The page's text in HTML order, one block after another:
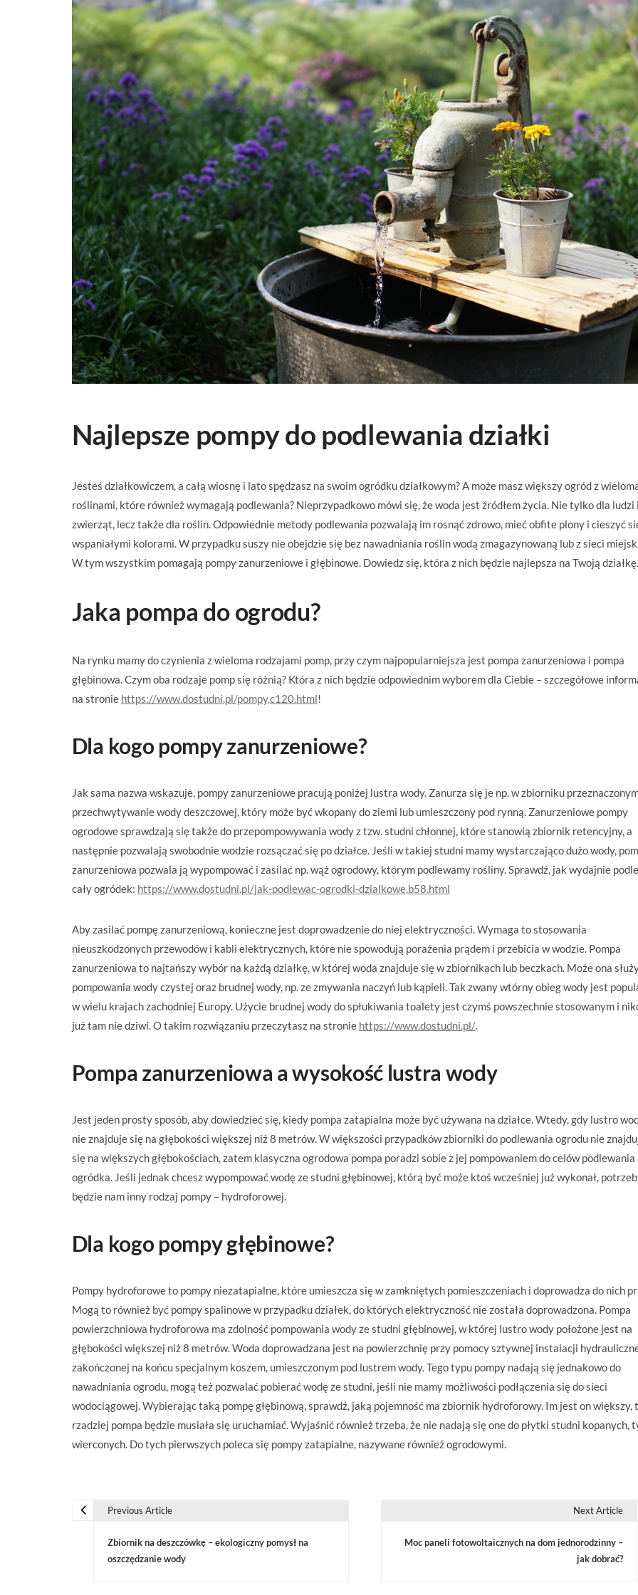
Najlepsze pompy do podlewania działki
Jesteś działkowiczem, a całą wiosnę i lato spędzasz na swoim ogródku działkowym? A może masz większy ogród z
roślinami, które również wymagają podlewania? Nieprzypadkowo mówi się, że woda jest źródłem życia. Nie tylko dla ludzi i
zwierząt, lecz także dla roślin. Odpowiednie metody podlewania pozwalają im rosnąć zdrowo, mieć obfite plony i cieszyć
wspaniałymi kolorami. W przypadku suszy nie obejdzie się bez nawadniania roślin wodą zmagazynowaną lub z sieci
W tym wszystkim pomagają pompy zanurzeniowe i głębinowe. Dowiedz się, która z nich będzie najlepsza na Twoją działkę.
Jaka pompa do ogrodu?
Na rynku mamy do czynienia z wieloma rodzajami pomp, przy czym najpopularniejsza jest pompa zanurzeniowa i pompa
głębinowa. Czym oba rodzaje pomp się różnią? Która z nich będzie odpowiednim wyborem dla Ciebie – szczegółowe
na stronie https://www.dostudni.pl/pompy,c120.html!
Dla kogo pompy zanurzeniowe?
Jak sama nazwa wskazuje, pompy zanurzeniowe pracują poniżej lustra wody. Zanurza się je np. w zbiorniku
przechwytywanie wody deszczowej, który może być wkopany do ziemi lub umieszczony pod rynną. Zanurzeniowe pompy
ogrodowe sprawdzają się także do przepompowywania wody z tzw. studni chłonnej, które stanowią zbiornik retencyjny, a
następnie pozwalają swobodnie wodzie rozsączać się po działce. Jeśli w takiej studni mamy wystarczająco dużo wody,
zanurzeniowa pozwala ją wypompować i zasilać np. wąż ogrodowy, którym podlewamy rośliny. Sprawdź, jak wydajnie
cały ogródek: https://www.dostudni.pl/jak-podlewac-ogrodki-dzialkowe,b58.html
Aby zasilać pompę zanurzeniową, konieczne jest doprowadzenie do niej elektryczności. Wymaga to stosowania
nieuszkodzonych przewodów i kabli elektrycznych, które nie spowodują porażenia prądem i przebicia w wodzie. Pompa
zanurzeniowa to najtańszy wybór na każdą działkę, w której woda znajduje się w zbiornikach lub beczkach. Może ona
pompowania wody czystej oraz brudnej wody, np. ze zmywania naczyń lub kąpieli. Tak zwany wtórny obieg wody jest
w wielu krajach zachodniej Europy. Użycie brudnej wody do spłukiwania toalety jest czymś powszechnie stosowanym i
już tam nie dziwi. O takim rozwiązaniu przeczytasz na stronie https://www.dostudni.pl/.
Pompa zanurzeniowa a wysokość lustra wody
Jest jeden prosty sposób, aby dowiedzieć się, kiedy pompa zatapialna może być używana na działce. Wtedy, gdy lustro
nie znajduje się na głębokości większej niż 8 metrów. W większości przypadków zbiorniki do podlewania ogrodu nie
się na większych głębokościach, zatem klasyczna ogrodowa pompa poradzi sobie z jej pompowaniem do celów podlewania
ogródka. Jeśli jednak chcesz wypompować wodę ze studni głębinowej, którą być może ktoś wcześniej już wykonał,
będzie nam inny rodzaj pompy – hydroforowej.
Dla kogo pompy głębinowe?
Pompy hydroforowe to pompy niezatapialne, które umieszcza się w zamkniętych pomieszczeniach i doprowadza do nich
Mogą to również być pompy spalinowe w przypadku działek, do których elektryczność nie została doprowadzona. Pompa
powierzchniowa hydroforowa ma zdolność pompowania wody ze studni głębinowej, w której lustro wody położone jest na
głębokości większej niż 8 metrów. Woda doprowadzana jest na powierzchnię przy pomocy sztywnej instalacji
zakończonej na końcu specjalnym koszem, umieszczonym pod lustrem wody. Tego typu pompy nadają się jednakowo do
nawadniania ogrodu, mogą też pozwalać pobierać wodę ze studni, jeśli nie mamy możliwości podłączenia się do sieci
wodociągowej. Wybierając taką pompę głębinową, sprawdź, jaką pojemność ma zbiornik hydroforowy. Im jest on większy,
rzadziej pompa będzie musiała się uruchamiać. Wyjaśnić również trzeba, że nie nadają się one do płytki studni kopanych,
wierconych. Do tych pierwszych poleca się pompy zatapialne, nazywane również ogrodowymi.
Previous Article
Zbiornik na deszczówkę – ekologiczny pomysł na
oszczędzanie wody
Next Article
Moc paneli fotowoltaicznych na dom jednorodzinny –
jak dobrać?